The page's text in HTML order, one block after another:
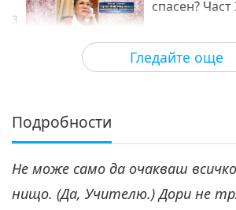
Гледайте още
3
спасен? Част
Между Учителя и учениците 2020-08-
30:29
Между Учителя и учениците 2020-08-
Подробности
Не може само да очакваш
нищо. (Да, Учителю.) Дори не